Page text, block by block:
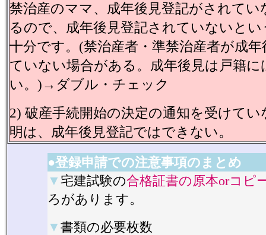
禁治産のママ、成年後見登記がされてい
るので、成年後見登記されていないと
十分です。(禁治産者・準禁治産者が成
ていない場合がある。成年後見は戸籍に
い。)→ダブル・チェック
2) 破産手続開始の決定の通知を受けて
明は、成年後見登記ではできない。
●登録申請での注意事項のまとめ
▼ 宅建試験の合格証書の原本orコピ
ろがあります。
▼ 書類の必要枚数